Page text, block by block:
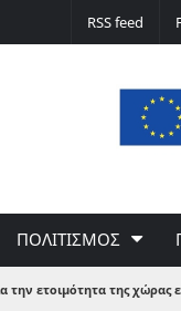
Φταίει η πολιτική
RSS feed
ΠΟΛΙΤΙΣΜΟΣ
ετοιμότητα της χώρας